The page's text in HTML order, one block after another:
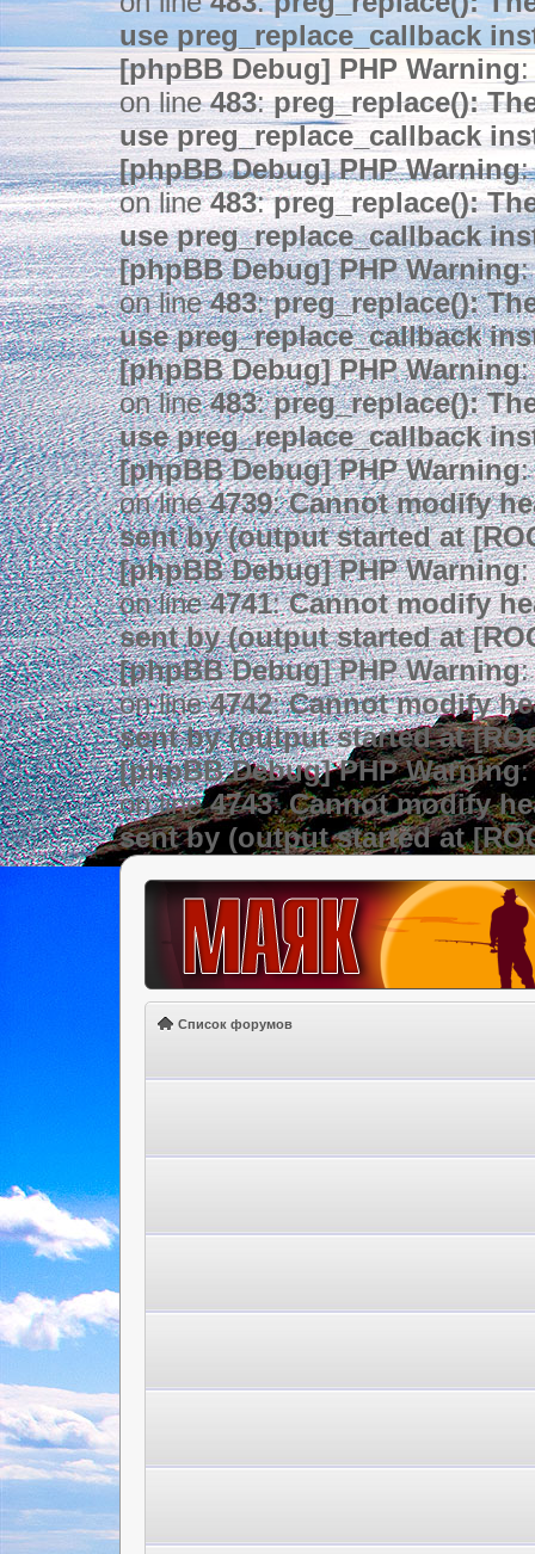
use preg_replace_callback
[phpBB Debug] PHP Warning
on line483:preg_replace():
use preg_replace_callback
[phpBB Debug] PHP Warning:
on line483:preg_replace():
use preg_replace_callback
[phpBB Debug] PHP Warning:
on line483:preg_replace():
use preg_replace_callback
[phpBB Debug] PHP Warning:
on line483:preg_replace():
use preg_replace_callback
[phpBB Debug] PHP Warning:
on line4739:Cannot modify
sent by (output started at
[phpBB Debug] PHP Warning:
on line4741:Cannot modify
sent by (output started at
[phpBB Debug] PHP Warning:
on line4742:Cannot modify
sent by (output started at
[phpBB Debug] PHP Warning
on line4743:Cannot modify
sent by (output started at
Список форумов